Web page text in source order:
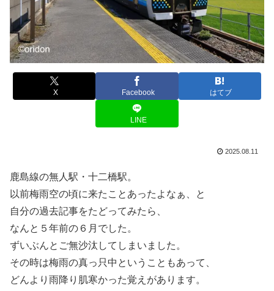
X Facebook はてブ
LINE
2025.08.11
鹿島線の無人駅・十二橋駅。
以前梅雨空の頃に来たことあったよなぁ、と
自分の過去記事をたどってみたら、
なんと５年前の６月でした。
ずいぶんとご無沙汰してしまいました。
その時は梅雨の真っ只中ということもあって、
どんより雨降り肌寒かった覚えがあります。